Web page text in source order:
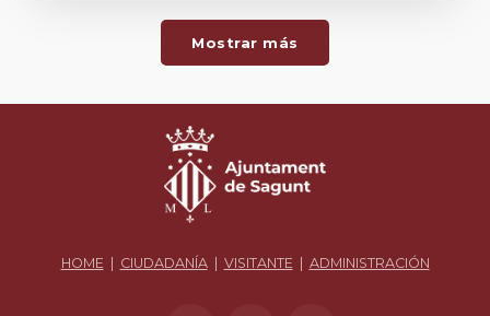
Mostrar más
HOME CIUDADANÍA| VISITANTE ADMINISTRACIÓN